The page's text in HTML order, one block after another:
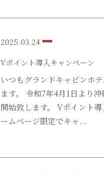
2025.03.24
Vポイント導入キャンペーン
いつもグランドキャビンホ
ます。 令和7年4月1日より
開始致します。 Vポイント
ームページ限定でキャ...